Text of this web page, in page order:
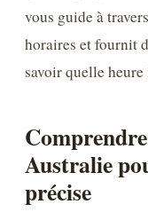
vous guide à
horaires et fournit
savoir quelle
Australie
précise